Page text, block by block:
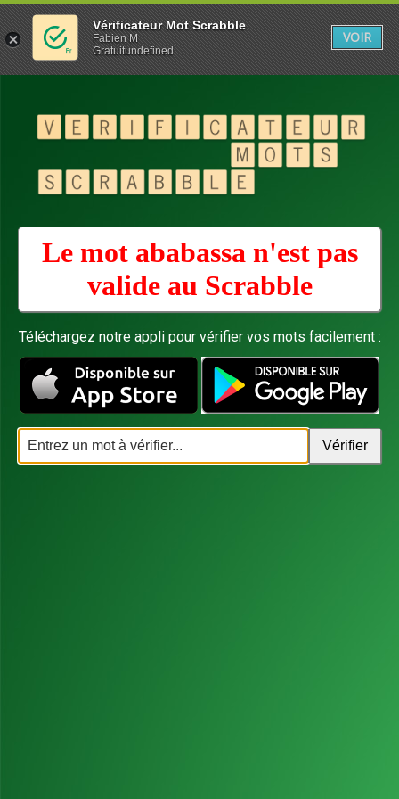
Le mot ababassa n'est pas
valide au Scrabble
Téléchargez notre appli pour vérifier vos mots facilement :
Vérificateur Mot Scrabble
Fabien M
Gratuitundefined
VOIR